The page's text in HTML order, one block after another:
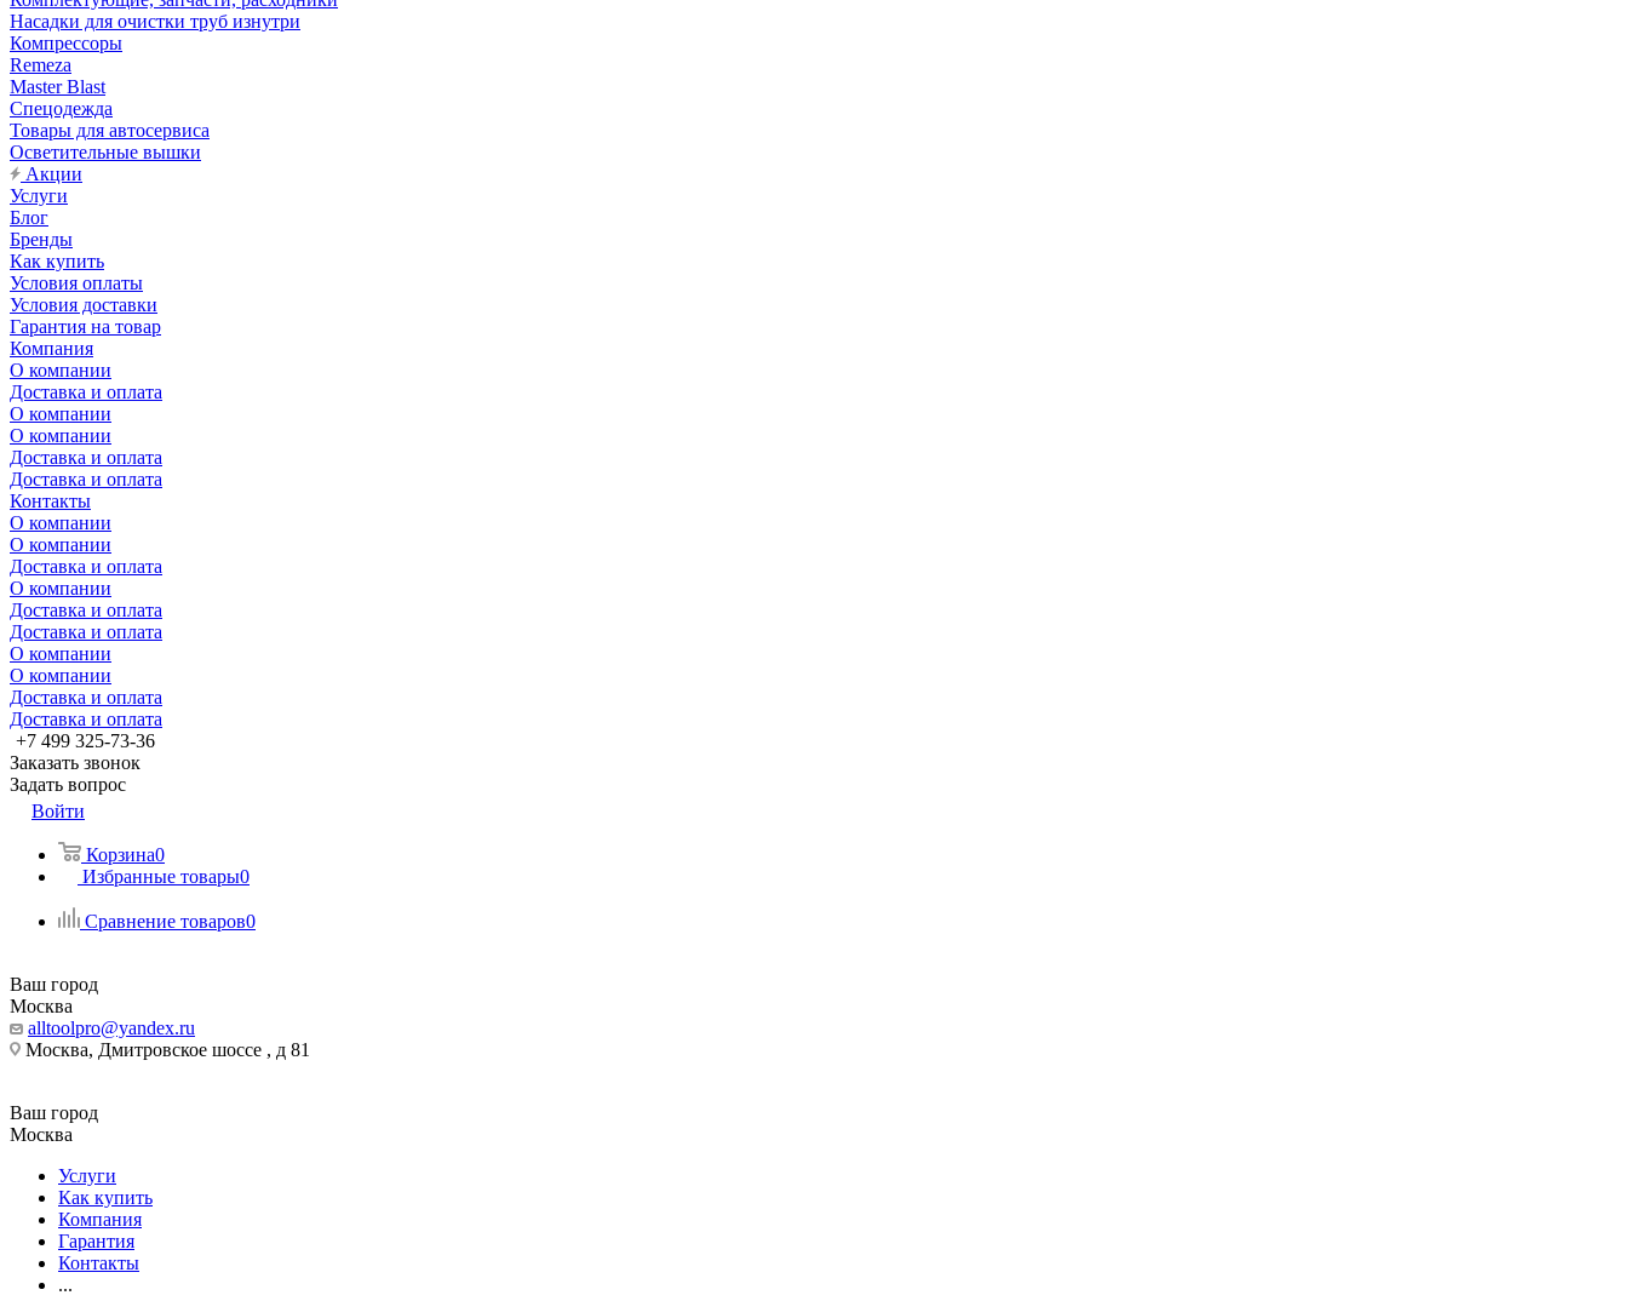
Насадки для очистки труб изнутри
Компрессоры
Remeza
Master Blast
Спецодежда
Товары для автосервиса
Осветительные вышки
Акции
Услуги
Блог
Бренды
Как купить
Условия оплаты
Условия доставки
Гарантия на товар
Компания
О компании
Доставка и оплата
О компании
О компании
Доставка и оплата
Доставка и оплата
Контакты
О компании
О компании
Доставка и оплата
О компании
Доставка и оплата
Доставка и оплата
О компании
О компании
Доставка и оплата
Доставка и оплата
+7 499 325-73-36
Заказать звонок
Задать вопрос
Войти
Корзина0
Избранные товары0
Сравнение товаров0
Ваш город
Москва
alltoolpro@yandex.ru
Москва, Дмитровское шоссе , д 81
Ваш город
Москва
Услуги
Как купить
Компания
Гарантия
Контакты
...